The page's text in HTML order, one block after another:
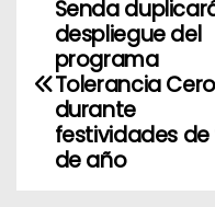
N
a
Senda
despliegue del
programa
Tolerancia Cero
durante
festividades de
de año